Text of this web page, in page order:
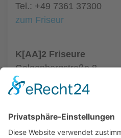
Tel.: +49 7361 37300
zum Friseur
K[AA]2 Friseure
Galgenbergstraße 8
73431 Aalen
Tel.: +49 7361 9809033